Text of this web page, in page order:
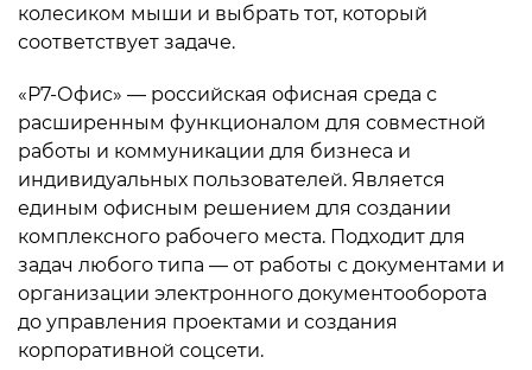
колесиком мыши и выбрать тот, который
соответствует задаче.
«Р7-Офис» — российская офисная среда с
расширенным функционалом для совместной
работы и коммуникации для бизнеса и
индивидуальных пользователей. Является
единым офисным решением для создании
комплексного рабочего места. Подходит для
задач любого типа — от работы с документами и
организации электронного документооборота
до управления проектами и создания
корпоративной соцсети.